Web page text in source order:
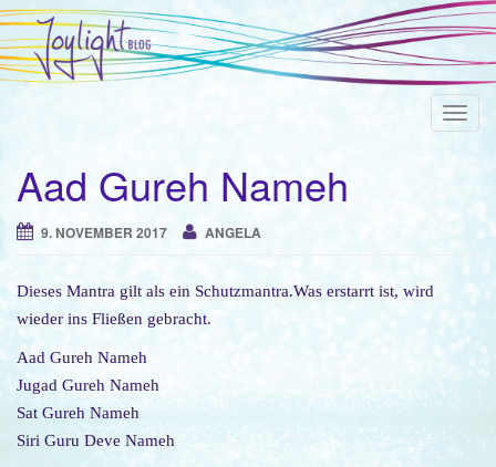
T
Aad Gureh Nameh
9. NOVEMBER 2017 ANGELA
Dieses Mantra gilt als ein Schutzmantra.Was erstarrt ist, wird
wieder ins Fließen gebracht.
Aad Gureh Nameh
Jugad Gureh Nameh
Sat Gureh Nameh
Siri Guru Deve Nameh